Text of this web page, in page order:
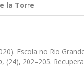
la Torre
Escola no Rio
, (24), 202–205.